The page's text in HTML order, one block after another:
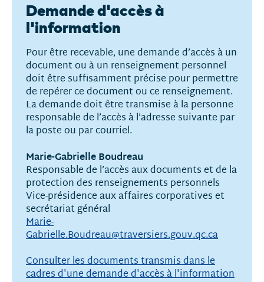
Demande d'accès à
l'information
Pour être recevable, une demande d’accès à un
document ou à un renseignement personnel
doit être suffisamment précise pour permettre
de repérer ce document ou ce renseignement.
La demande doit être transmise à la personne
responsable de l’accès à l’adresse suivante par
la poste ou par courriel.
Marie-Gabrielle Boudreau
Responsable de l’accès aux documents et de la
protection des renseignements personnels
Vice-présidence aux affaires corporatives et
secrétariat général
Marie-
Gabrielle.Boudreau@traversiers.gouv.qc.ca
Consulter les documents transmis dans le
cadres d'une demande d'accès à l'information